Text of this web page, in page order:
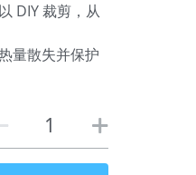
DIY 裁剪，从
量散失并保护